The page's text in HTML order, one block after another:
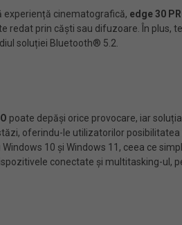
experiență cinematografică, edge 30
redat prin căști sau difuzoare. În plus,
soluției Bluetooth® 5.2.
poate depăși orice provocare, iar
oferindu-le utilizatorilor
10 și Windows 11, ceea ce
conectate și multitasking-ul,